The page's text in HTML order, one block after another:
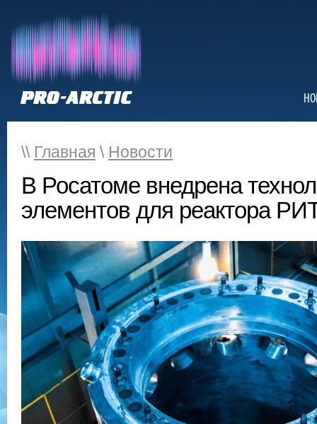
\\ Главная \ Новости
В Росатоме внедрена
элементов для реактора